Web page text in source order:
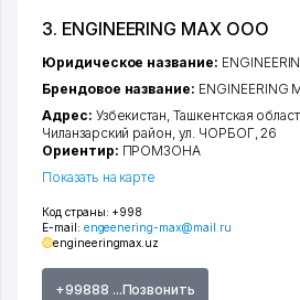
3. ENGINEERING MAX ООО
Код страны: +998
E-mail: engeenering-max@mail.ru
engineeringmax.uz
+99888 ...Позвонить
Юридическое название:
Брендовое название: ENGINEERING
Адрес: Узбекистан,Ташкентская
Чиланзарский район,ул. ЧОРБОГ, 26
Ориентир: ПРОМЗОНА
Показать на карте